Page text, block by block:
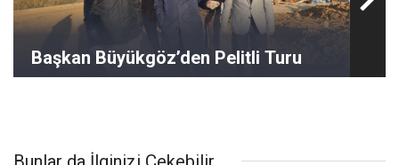
Başkan Büyükgöz’den Pelitli Turu